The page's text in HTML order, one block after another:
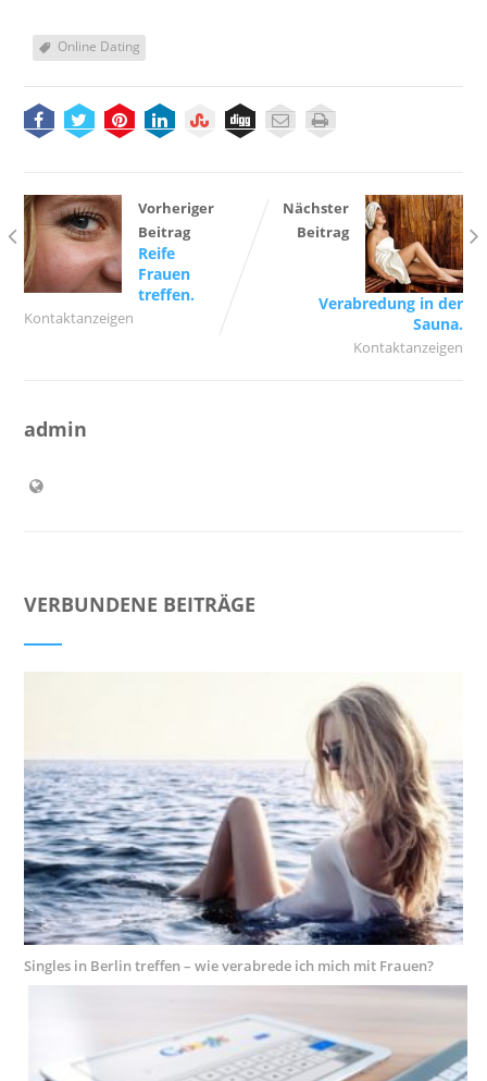
Online Dating
Vorheriger
Beitrag
Reife
Frauen
treffen.
Kontaktanzeigen
Nächster
Beitrag
Verabredung in der
Sauna.
Kontaktanzeigen
admin
VERBUNDENE BEITRÄGE
Singles in Berlin treffen – wie verabrede ich mich mit Frauen?